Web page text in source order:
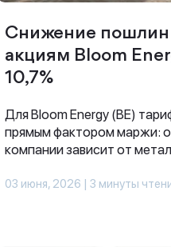
Снижение пошлин
акциям Bloom
10,7%
Для Bloom Energy (BE)
прямым фактором маржи:
компании зависит от
03 июня, 2026 | 3 минуты